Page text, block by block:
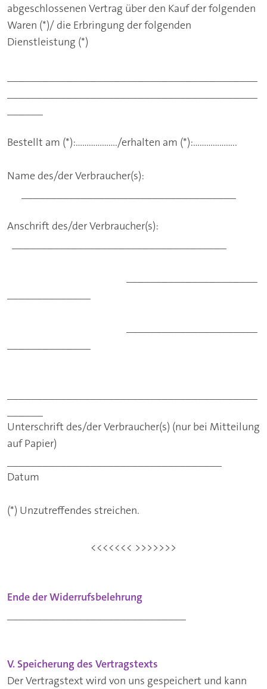
abgeschlossenen Vertrag über den Kauf der folgenden
Waren (*)/ die Erbringung der folgenden
Dienstleistung (*)
Bestellt am (*):………………./erhalten am (*):………………..
Name des/der Verbraucher(s):
Anschrift des/der Verbraucher(s):
Unterschrift des/der Verbraucher(s) (nur bei Mitteilung
auf Papier)
Datum
(*) Unzutreffendes streichen.
<<<<<<< >>>>>>>
Ende der Widerrufsbelehrung
V. Speicherung des Vertragstexts
Der Vertragstext wird von uns gespeichert und kann